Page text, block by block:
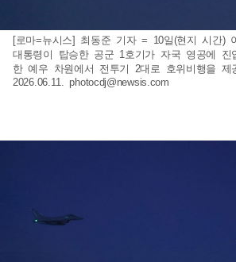
[로마=뉴시스] 최동준 기자 = 10일(현지 시간)
대통령이 탑승한 공군 1호기가 자국 영공에 진
한 예우 차원에서 전투기 2대로 호위비행을 제
2026.06.11.photocdj@newsis.com